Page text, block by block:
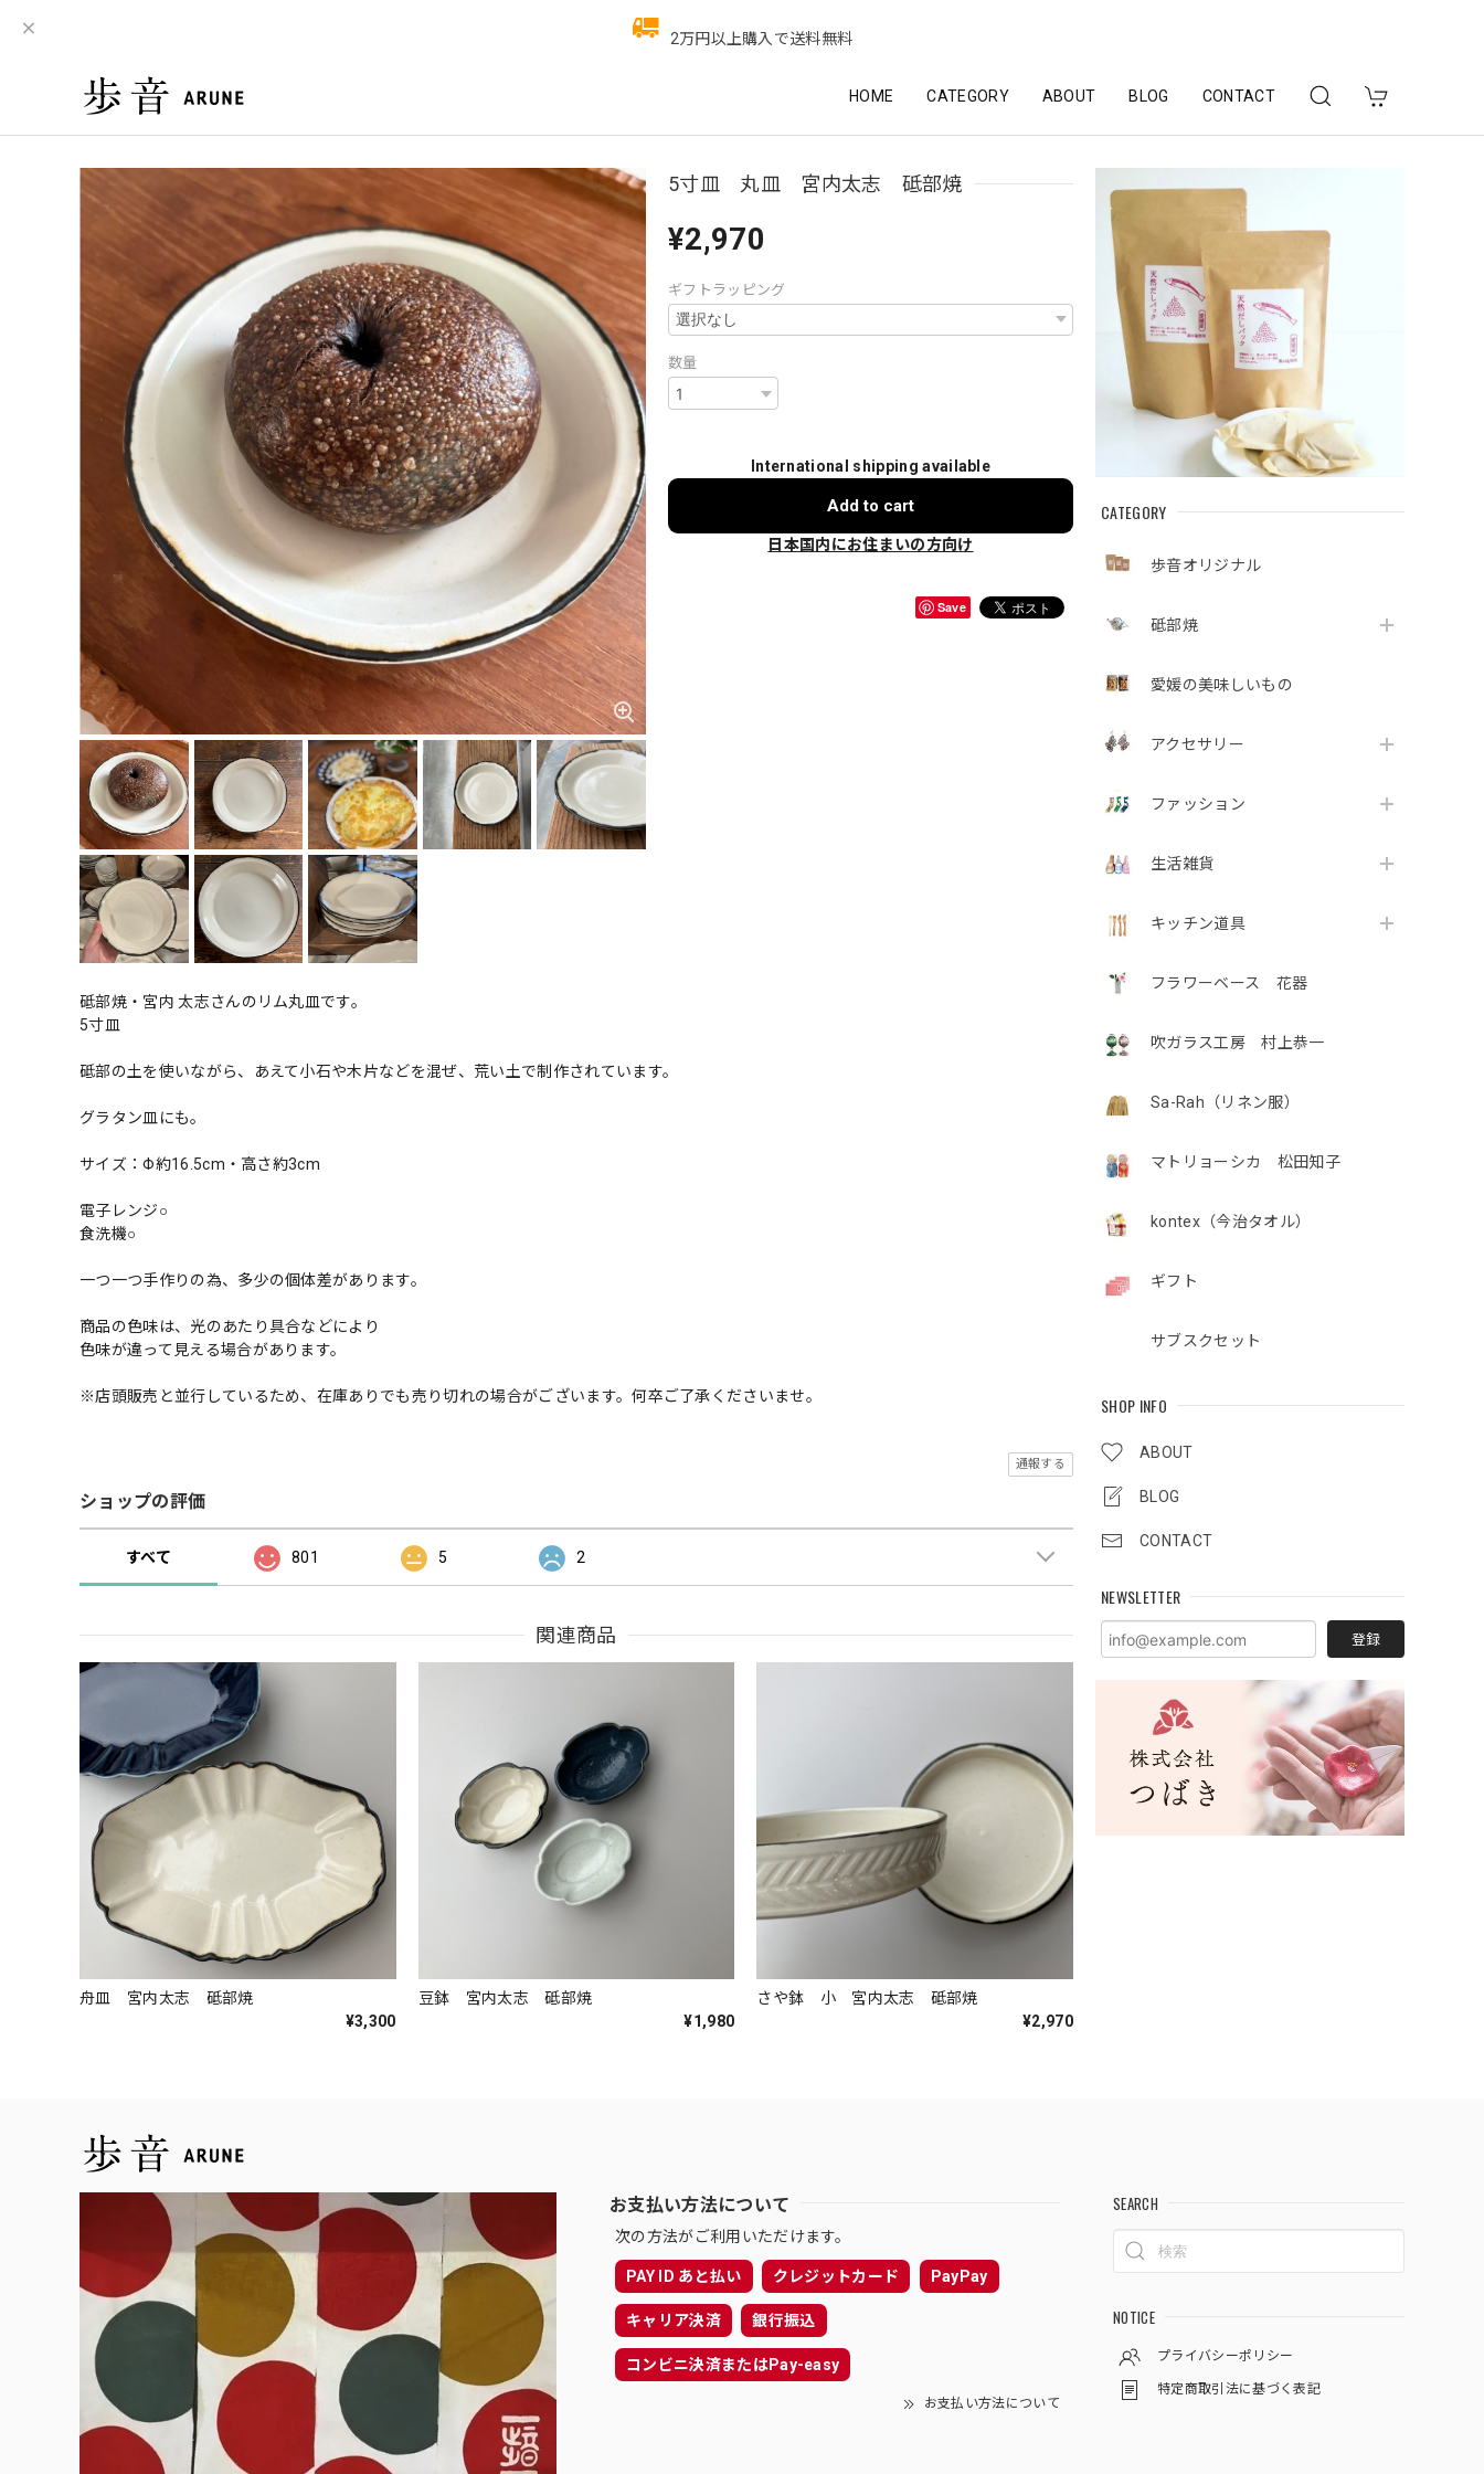
2万円以上購入で送料無料
HOME CATEGORY ABOUT BLOG CONTACT
CATEGORY
歩音オリジナル
砥部焼
愛媛の美味しいもの
アクセサリー
ファッション
生活雑貨
キッチン道具
フラワーベース 花器
吹ガラス工房 村上恭一
Sa-Rah（リネン服）
マトリョーシカ 松田知子
kontex（今治タオル）
ギフト
サブスクセット
SHOP INFO
ABOUT
BLOG
CONTACT
NEWSLETTER
登録
5寸皿 丸皿 宮内太志 砥部焼
¥2,970
ギフトラッピング
数量
International shipping available
Add to cart
日本国内にお住まいの方向け
Save
砥部焼・宮内 太志さんのリム丸皿です。
5寸皿
砥部の土を使いながら、あえて小石や木片などを混ぜ、荒い土で制作されています。
グラタン皿にも。
サイズ：Φ約16.5cm・高さ約3cm
電子レンジ○
食洗機○
一つ一つ手作りの為、多少の個体差があります。
商品の色味は、光のあたり具合などにより
色味が違って見える場合があります。
※店頭販売と並行しているため、在庫ありでも売り切れの場合がございます。何卒ご了承くださいませ。
通報する
ショップの評価
すべて 801 5 2
関連商品
舟皿 宮内太志 砥部焼
¥3,300
豆鉢 宮内太志 砥部焼
¥1,980
さや鉢 小 宮内太志 砥部焼
¥2,970
お支払い方法について
次の方法がご利用いただけます。
PAY ID あと払い クレジットカード PayPay
キャリア決済 銀行振込
コンビニ決済またはPay-easy
お支払い方法について
SEARCH
NOTICE
プライバシーポリシー
特定商取引法に基づく表記